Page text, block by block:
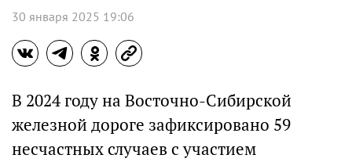
30 января 2025 19:06
В 2024 году на Восточно-Сибирской
железной дороге зафиксировано 59
несчастных случаев с участием